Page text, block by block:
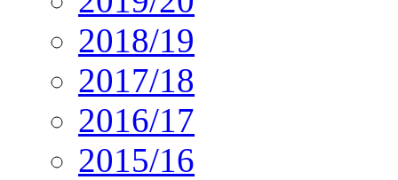
2018/19
2017/18
2016/17
2015/16